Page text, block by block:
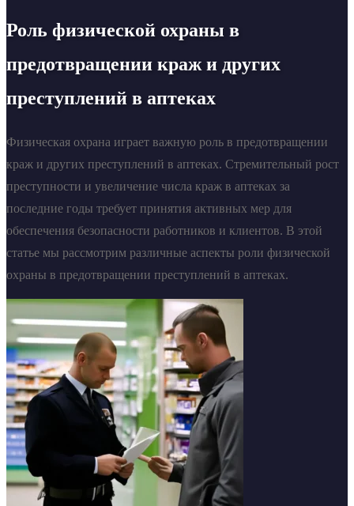
Роль физической охраны в
предотвращении краж и других
преступлений в аптеках
Физическая охрана играет важную роль в предотвращении
краж и других преступлений в аптеках. Стремительный рост
преступности и увеличение числа краж в аптеках за
последние годы требует принятия активных мер для
обеспечения безопасности работников и клиентов. В этой
статье мы рассмотрим различные аспекты роли физической
охраны в предотвращении преступлений в аптеках.